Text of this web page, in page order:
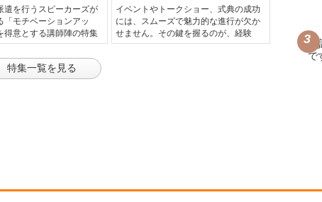
遣を行うスピーカーズが
「モチベーションアッ
得意とする講師陣の特集
イベントやトークショー、式典の成功
には、スムーズで魅力的な進行が欠か
せません。その鍵を握るのが、経験
特集一覧を見る